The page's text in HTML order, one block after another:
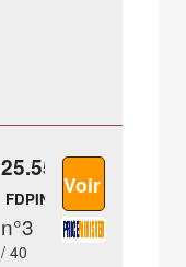
25.55 €
FDPIN
n°3
/ 40